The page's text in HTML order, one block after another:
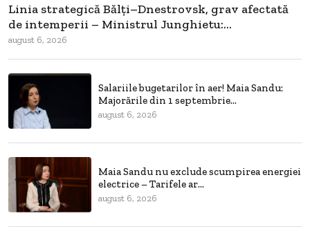
Linia strategică Bălți–Dnestrovsk, grav afectată
de intemperii – Ministrul Junghietu:...
august 6, 2026
Salariile bugetarilor în aer! Maia Sandu:
Majorările din 1 septembrie...
august 6, 2026
Maia Sandu nu exclude scumpirea energiei
electrice – Tarifele ar...
august 6, 2026